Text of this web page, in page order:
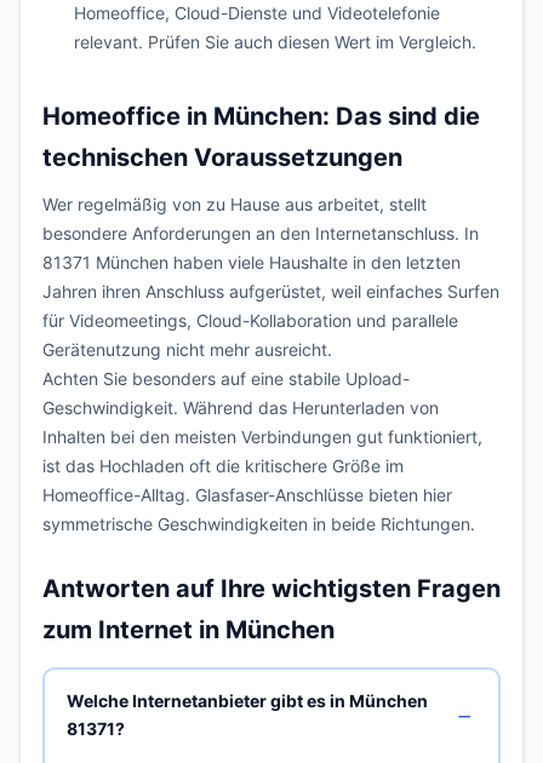
Homeoffice, Cloud-Dienste und Videotelefonie
relevant. Prüfen Sie auch diesen Wert im Vergleich.
Homeoffice in München: Das sind die
technischen Voraussetzungen
Wer regelmäßig von zu Hause aus arbeitet, stellt
besondere Anforderungen an den Internetanschluss. In
81371 München haben viele Haushalte in den letzten
Jahren ihren Anschluss aufgerüstet, weil einfaches Surfen
für Videomeetings, Cloud-Kollaboration und parallele
Gerätenutzung nicht mehr ausreicht.
Achten Sie besonders auf eine stabile Upload-
Geschwindigkeit. Während das Herunterladen von
Inhalten bei den meisten Verbindungen gut funktioniert,
ist das Hochladen oft die kritischere Größe im
Homeoffice-Alltag. Glasfaser-Anschlüsse bieten hier
symmetrische Geschwindigkeiten in beide Richtungen.
Antworten auf Ihre wichtigsten Fragen
zum Internet in München
Welche Internetanbieter gibt es in München
81371?